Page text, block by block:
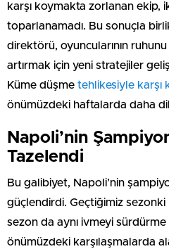
karşı koymakta zorlanan ekip,
toparlanamadı. Bu sonuçla
direktörü, oyuncularının
artırmak için yeni stratejiler
Küme düşme tehlikesiyle karşı
önümüzdeki haftalarda daha
Napoli’nin
Tazelendi
Bu galibiyet, Napoli’nin
güçlendirdi. Geçtiğimiz sezonki
sezon da aynı ivmeyi
önümüzdeki karşılaşmalarda